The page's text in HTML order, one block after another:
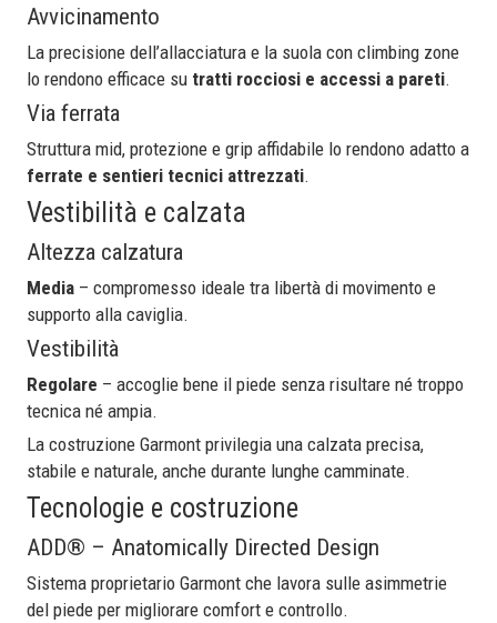
Avvicinamento
La precisione dell’allacciatura e la suola con climbing zone
lo rendono efficace su tratti rocciosi e accessi a pareti.
Via ferrata
Struttura mid, protezione e grip affidabile lo rendono adatto a
ferrate e sentieri tecnici attrezzati.
Vestibilità e calzata
Altezza calzatura
Media – compromesso ideale tra libertà di movimento e
supporto alla caviglia.
Vestibilità
Regolare – accoglie bene il piede senza risultare né troppo
tecnica né ampia.
La costruzione Garmont privilegia una calzata precisa,
stabile e naturale, anche durante lunghe camminate.
Tecnologie e costruzione
ADD® – Anatomically Directed Design
Sistema proprietario Garmont che lavora sulle asimmetrie
del piede per migliorare comfort e controllo.